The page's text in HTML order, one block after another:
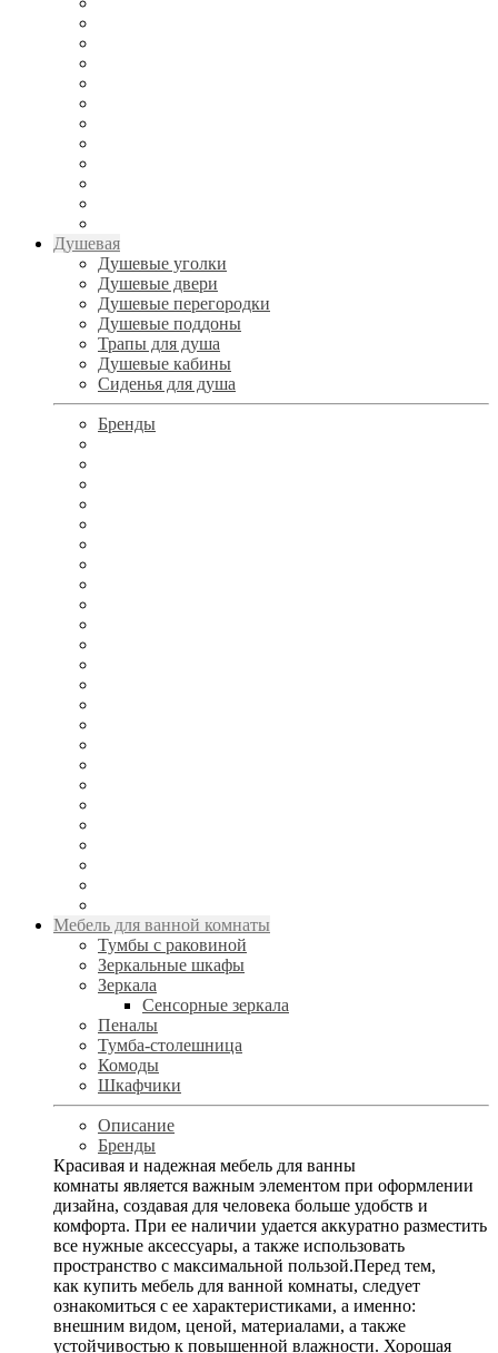
Душевая
Душевые уголки
Душевые двери
Душевые перегородки
Душевые поддоны
Трапы для душа
Душевые кабины
Сиденья для душа
Бренды
Мебель для ванной комнаты
Тумбы с раковиной
Зеркальные шкафы
Зеркала
Сенсорные зеркала
Пеналы
Тумба-столешница
Комоды
Шкафчики
Описание
Бренды
Красивая и надежная мебель для ванны
комнаты является важным элементом при оформлении
дизайна, создавая для человека больше удобств и
комфорта. При ее наличии удается аккуратно разместить
все нужные аксессуары, а также использовать
пространство с максимальной пользой.Перед тем,
как купить мебель для ванной комнаты, следует
ознакомиться с ее характеристиками, а именно:
внешним видом, ценой, материалами, а также
устойчивостью к повышенной влажности. Хорошая